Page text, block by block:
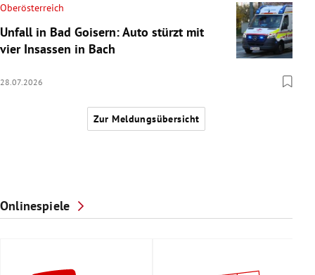
Oberösterreich
Unfall in Bad Goisern: Auto stürzt mit
vier Insassen in Bach
28.07.2026
Zur Meldungsübersicht
Onlinespiele